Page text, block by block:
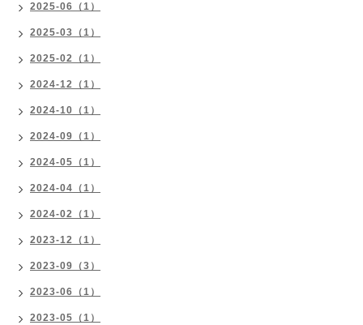
2025-06（1）
2025-03（1）
2025-02（1）
2024-12（1）
2024-10（1）
2024-09（1）
2024-05（1）
2024-04（1）
2024-02（1）
2023-12（1）
2023-09（3）
2023-06（1）
2023-05（1）